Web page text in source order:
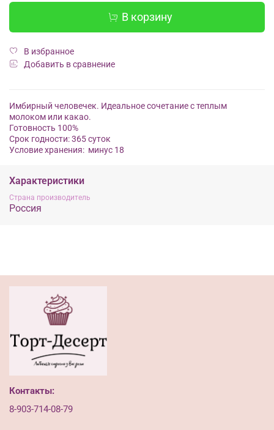
В корзину
В избранное
Добавить в сравнение
Имбирный человечек. Идеальное сочетание с теплым
молоком или какао.
Готовность 100%
Срок годности: 365 суток
Условие хранения: минус 18
Характеристики
Страна производитель
Россия
Контакты:
8-903-714-08-79